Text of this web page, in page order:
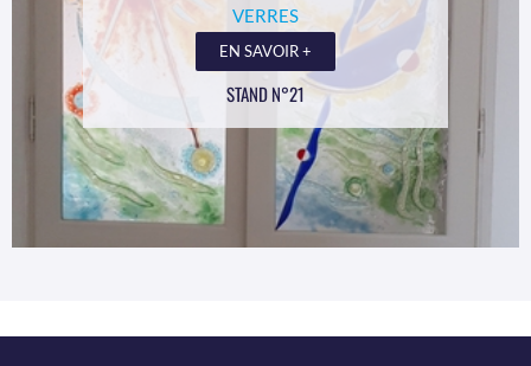
VERRES
EN SAVOIR +
STAND N°21